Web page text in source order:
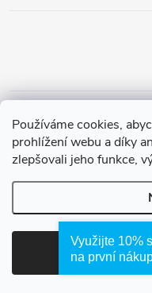
Používáme cookies,
prohlížení webu a díky
zlepšovali jeho funkce,
Zásady ochrany osobních
Copyright 2026
Využijte 10%
na první